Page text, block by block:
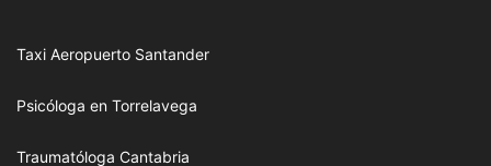
Taxi Aeropuerto Santander
Psicóloga en Torrelavega
Traumatóloga Cantabria